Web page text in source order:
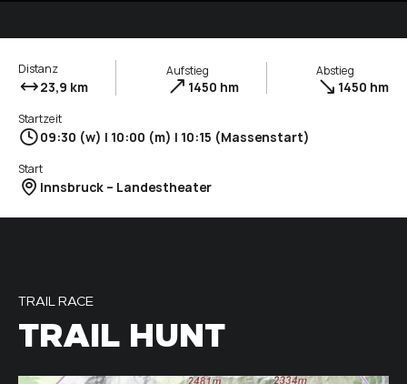
Distanz
23,9 km
Aufstieg
1450 hm
Abstieg
1450 hm
Startzeit
09:30 (w) | 10:00 (m) | 10:15 (Massenstart)
Start
Innsbruck – Landestheater
TRAIL RACE
TRAIL HUNT